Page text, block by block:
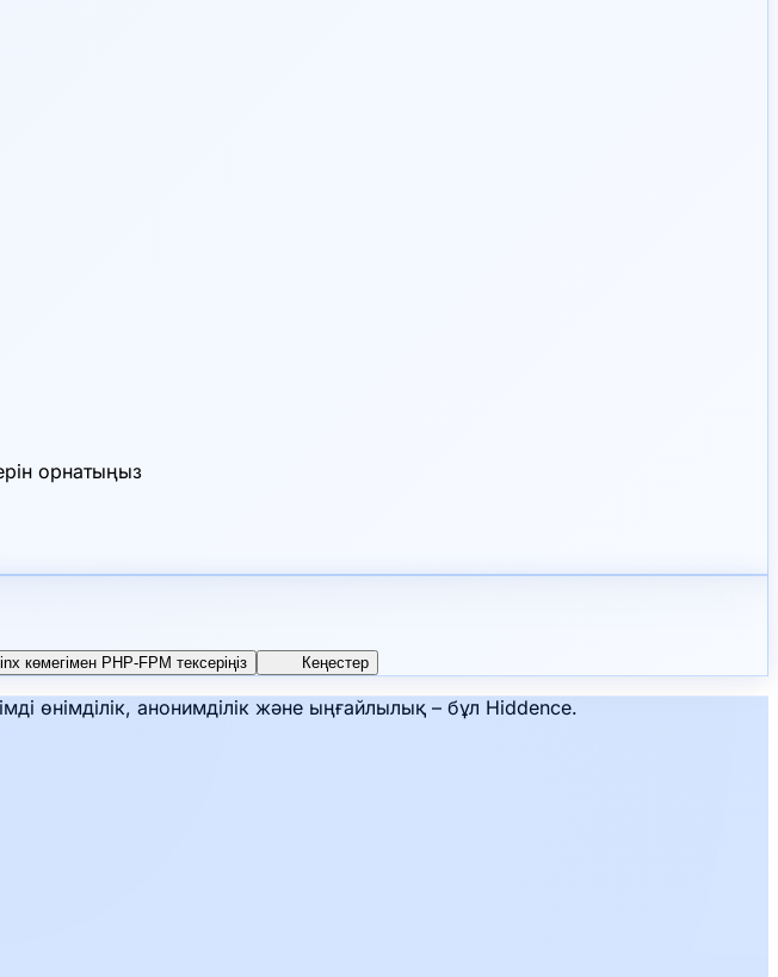
орнатыңыз
көмегімен PHP-FPM тексеріңіз Кеңестер
өнімділік, анонимділік және ыңғайлылық – бұл Hiddence.